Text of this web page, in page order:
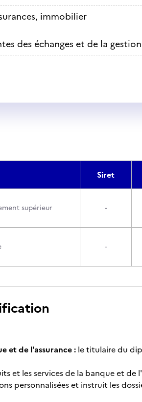
immobilier
des échanges et de la gestion
Siret
supérieur -
-
et de l'assurance : le titulaire du
et les services de la banque et de
personnalisées et instruit les